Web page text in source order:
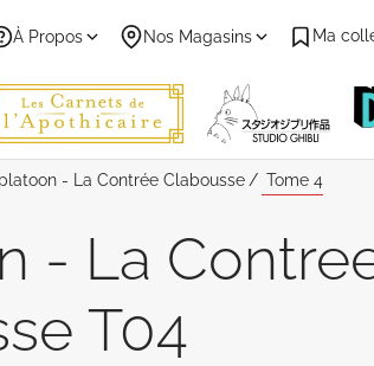
À Propos Nos Magasins Ma
- La Contrée Clabousse Tome 4
- La
T04